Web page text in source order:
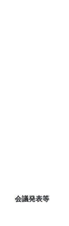
会議発表等